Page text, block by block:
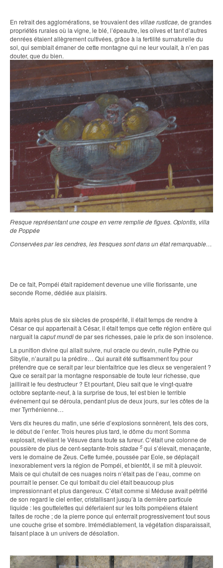
En retrait des agglomérations, se trouvaient des villae rusticae, de grandes
propriétés rurales où la vigne, le blé, l’épeautre, les olives et tant d’autres
denrées étaient allègrement cultivées, grâce à la fertilité surnaturelle du
sol, qui semblait émaner de cette montagne qui ne leur voulait, à n’en pas
douter, que du bien.
Fresque représentant une coupe en verre remplie de figues. Oplontis, villa
de Poppée
Conservées par les cendres, les fresques sont dans un état remarquable…
De ce fait, Pompéi était rapidement devenue une ville florissante, une
seconde Rome, dédiée aux plaisirs.
Mais après plus de six siècles de prospérité, il était temps de rendre à
César ce qui appartenait à César, il était temps que cette région entière qui
narguait la caput mundide par ses richesses, paie le prix de son insolence.
La punition divine qui allait suivre, nul oracle ou devin, nulle Pythie ou
Sibylle, n’aurait pu la prédire… Qui aurait été suffisamment fou pour
prétendre que ce serait par leur bienfaitrice que les dieux se vengeraient ?
Que ce serait par la montagne responsable de toute leur richesse, que
jaillirait le feu destructeur ? Et pourtant, Dieu sait que le vingt-quatre
octobre septante-neuf, à la surprise de tous, tel est bien le terrible
événement qui se déroula, pendant plus de deux jours, sur les côtes de la
mer Tyrrhénienne…
Vers dix heures du matin, une série d’explosions sonnèrent, tels des cors,
le début de l’enfer. Trois heures plus tard, le dôme du mont Somma
explosait, révélant le Vésuve dans toute sa fureur. C’était une colonne de
poussière de plus de cent-septante-troisstadae 5 qui s’élevait, menaçante,
vers le domaine de Zeus. Cette fumée, poussée par Eole, se déplaçait
inexorablement vers la région de Pompéi, et bientôt, il se mit à pleuvoir.
Mais ce qui chutait de ces nuages noirs n’était pas de l’eau, comme on
pourrait le penser. Ce qui tombait du ciel était beaucoup plus
impressionnant et plus dangereux. C’était comme si Méduse avait pétrifié
de son regard le ciel entier, cristallisant jusqu’à la dernière particule
liquide : les gouttelettes qui déferlaient sur les toits pompéiens étaient
faites de roche ; de la pierre ponce qui enterrait progressivement tout sous
une couche grise et sombre. Irrémédiablement, la végétation disparaissait,
faisant place à un univers de désolation.